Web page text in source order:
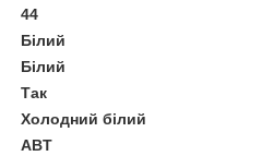
44
Білий
Білий
Так
Холодний білий
ABT